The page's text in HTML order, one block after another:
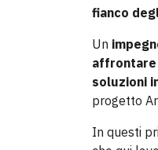
fianco
Un
affrontare
soluzioni
progetto
In questi